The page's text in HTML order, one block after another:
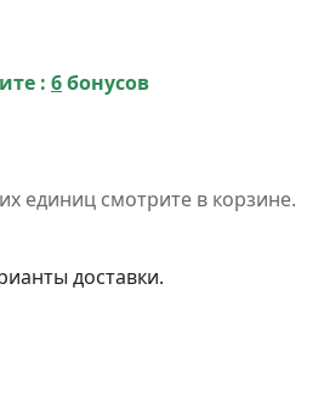
: 6бонусов
единиц смотрите в корзине.
доставки.